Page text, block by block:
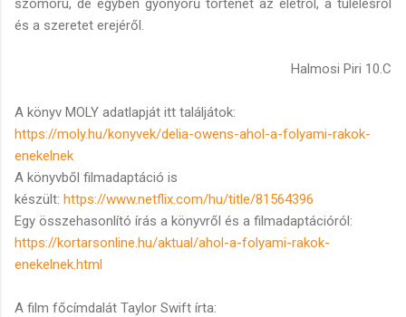
és a szeretet erejéről.
Halmosi Piri 10.C
A könyv MOLY adatlapját itt találjátok:
https://moly.hu/konyvek/delia-owens-ahol-a-folyami-rakok-
enekelnek
A könyvből filmadaptáció is
készült: https://www.netflix.com/hu/title/81564396
Egy összehasonlító írás a könyvről és a filmadaptációról:
https://kortarsonline.hu/aktual/ahol-a-folyami-rakok-
enekelnek.html
A film főcímdalát Taylor Swift írta: